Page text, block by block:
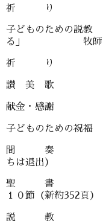
祈 り
子どものための説教
る」 牧師
祈 り
讃 美 歌
献金・感謝
子どものための祝福
間 奏 （奏楽
ちは退出）
聖 書 エフェソ
１０節（新約352頁）
説 教 「キリ